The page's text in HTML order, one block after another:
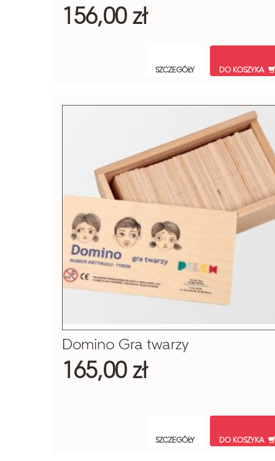
156,00 zł
SZCZEGÓŁY DO KOSZYKA
Domino Gra twarzy
165,00 zł
SZCZEGÓŁY DO KOSZYKA